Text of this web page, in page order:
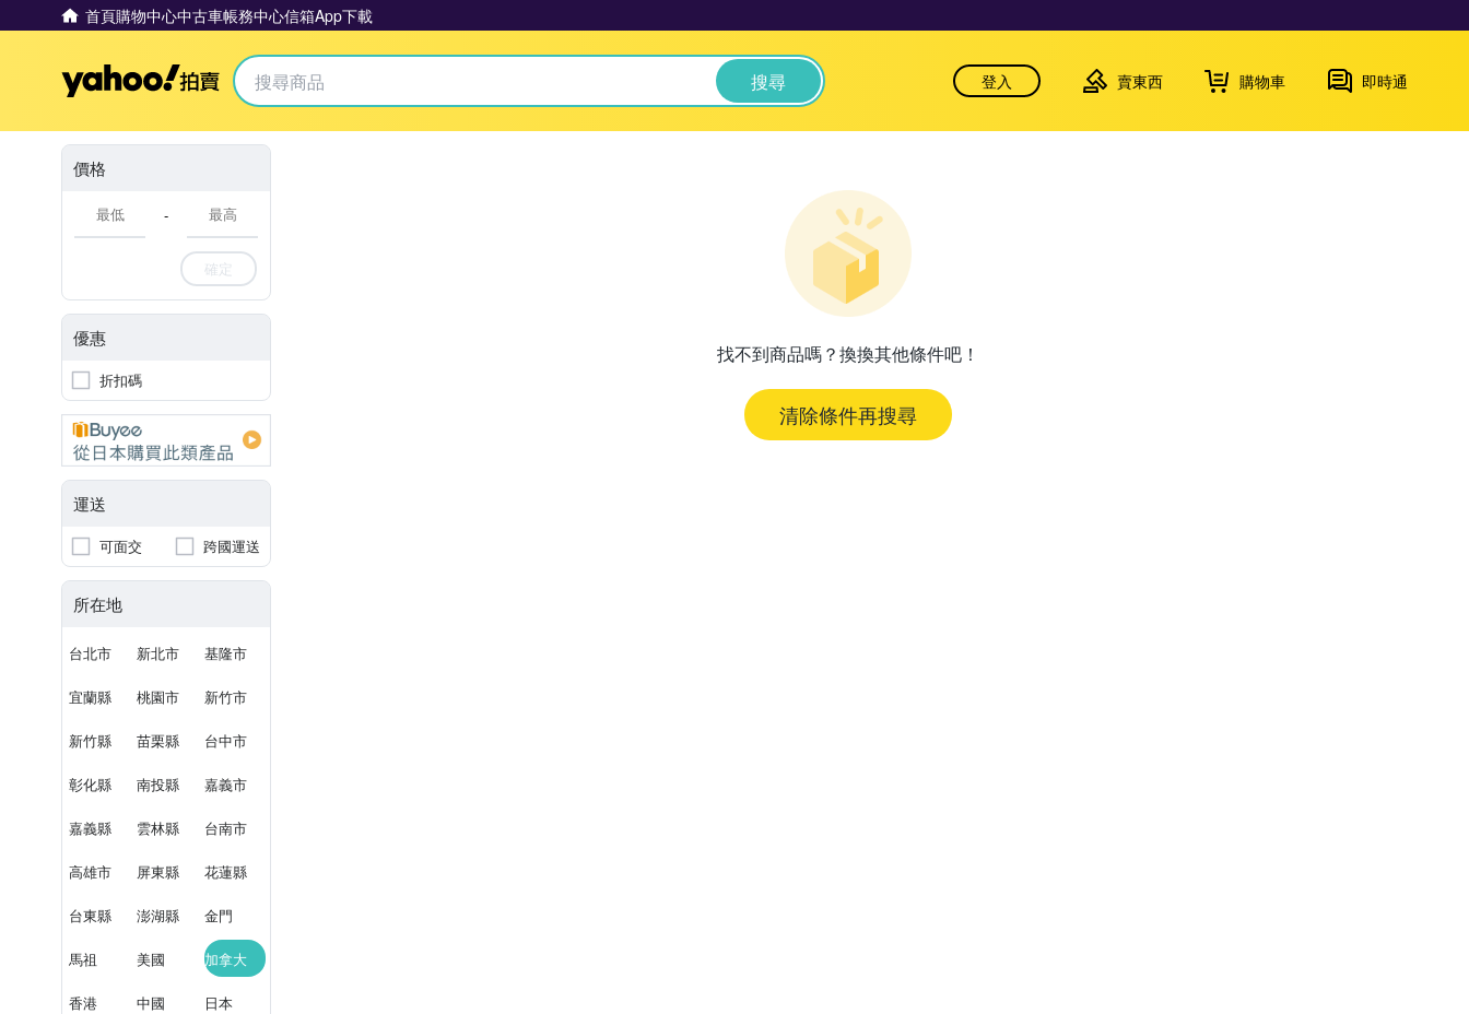
首頁購物中心中古車帳務中心信箱App下載
Yahoo拍賣 搜尋 登入 賣東西 購物車 即時通
價格
-
確定
優惠
折扣碼
運送
可面交 跨國運送
所在地
台北市 新北市 基隆市
宜蘭縣 桃園市 新竹市
新竹縣 苗栗縣 台中市
彰化縣 南投縣 嘉義市
嘉義縣 雲林縣 台南市
高雄市 屏東縣 花蓮縣
台東縣 澎湖縣 金門
馬祖 美國 加拿大
香港 中國 日本
找不到商品嗎？換換其他條件吧！
清除條件再搜尋